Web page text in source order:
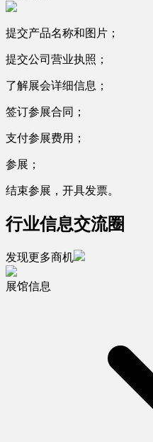
提交产品名称和图片；
提交公司营业执照；
了解展会详细信息；
签订参展合同；
支付参展费用；
参展；
结束参展，开具发票。
行业信息交流圈
发现更多商机
展馆信息